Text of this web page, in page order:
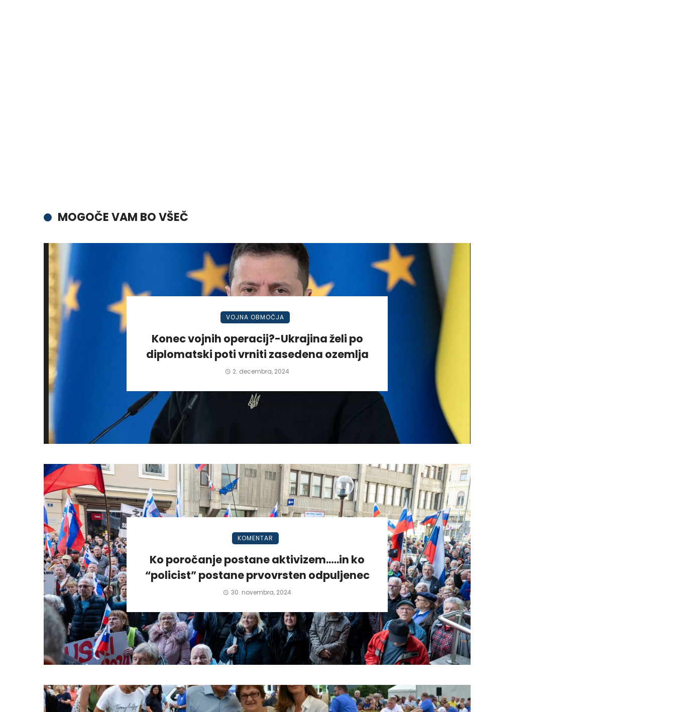
MOGOČE VAM BO VŠEČ
VOJNA OBMOČJA
Konec vojnih operacij?-Ukrajina želi po
diplomatski poti vrniti zasedena ozemlja
2. decembra, 2024
KOMENTAR
Ko poročanje postane aktivizem.….in ko
“policist” postane prvovrsten odpuljenec
30. novembra, 2024